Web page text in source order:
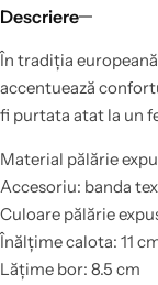
Descriere
În tradiția
accentuează
fi purtata atat la un
Material pălărie
Accesoriu: banda
Culoare pălărie
Înălțime calota: 11
Lățime bor: 8.5 cm